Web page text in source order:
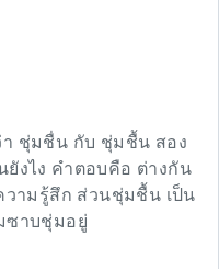
ชุ่มชื่น กับ ชุ่มชื้น สอง
งไง คำตอบคือ ต่างกัน
วามรู้สึก ส่วนชุ่มชื้น เป็น
ซาบชุ่มอยู่